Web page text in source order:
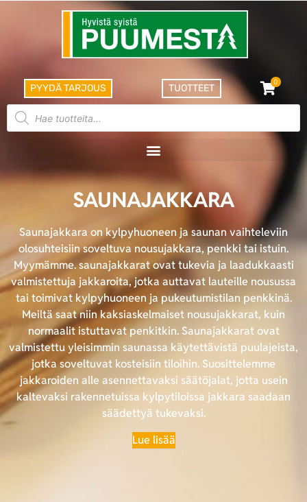
PYYDÄ TARJOUS TUOTTEET
0
SAUNAJAKKARA
Saunajakkara on kylpyhuoneen ja saunan vaihteleviin
olosuhteisiin soveltuva nousujakkara, penkki tai istuin.
Myymämme. saunajakkarat ovat tukevia ja laadukkaasti
valmistettuja jakkaroita, jotka auttavat lauteille nousussa
tai toimivat kylpyhuoneen ja pukeutumistilan penkkinä.
Meiltä saat niin kaksiaskelmaiset nousujakkarat, kuin
normaalit istuttavat penkitkin. Saunajakkarat ovat
valmistettu yleisimmin saunassa käytettävistä puulajeista,
jotka soveltuvat kosteisiin tiloihin. Suosittelemme
jakkaroiden alle asennettavaksi säätöjalat, jotta usein
kaltevaksi rakennetuissa kylpytiloissa jakkara saadaan
säädettyä tukevaksi.
Lue lisää